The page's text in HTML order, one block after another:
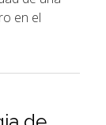
en el